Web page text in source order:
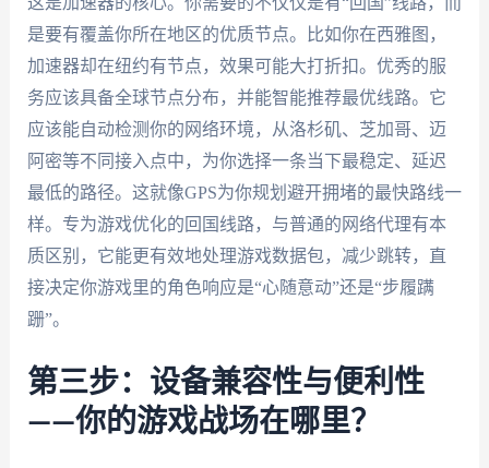
是要有覆盖你所在地区的优质节点。比如你在西雅图，
加速器却在纽约有节点，效果可能大打折扣。优秀的服
务应该具备全球节点分布，并能智能推荐最优线路。它
应该能自动检测你的网络环境，从洛杉矶、芝加哥、迈
阿密等不同接入点中，为你选择一条当下最稳定、延迟
最低的路径。这就像GPS为你规划避开拥堵的最快路线一
样。专为游戏优化的回国线路，与普通的网络代理有本
质区别，它能更有效地处理游戏数据包，减少跳转，直
接决定你游戏里的角色响应是“心随意动”还是“步履蹒
跚”。
第三步：设备兼容性与便利性
——你的游戏战场在哪里？